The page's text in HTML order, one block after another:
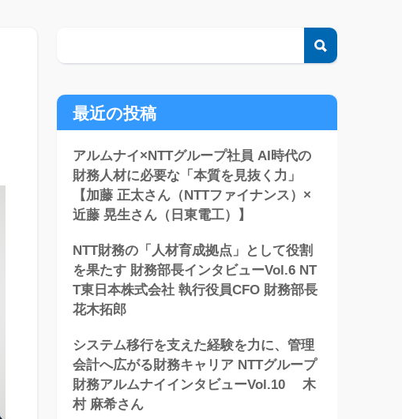
最近の投稿
アルムナイ×NTTグループ社員 AI時代の
財務人材に必要な「本質を見抜く力」
【加藤 正太さん（NTTファイナンス）×
近藤 晃生さん（日東電工）】
NTT財務の「人材育成拠点」として役割
を果たす 財務部長インタビューVol.6 NT
T東日本株式会社 執行役員CFO 財務部長
花木拓郎
システム移行を支えた経験を力に、管理
会計へ広がる財務キャリア NTTグループ
財務アルムナイインタビューVol.10 木
村 麻希さん